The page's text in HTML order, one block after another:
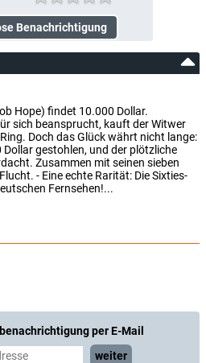
Hope) findet 10.000 Dollar.
sich beansprucht, kauft der Witwer
Doch das Glück währt nicht lange:
gestohlen, und der plötzliche
Zusammen mit seinen sieben
- Eine echte Rarität: Die Sixties-
Fernsehen!...
per E-Mail
weiter